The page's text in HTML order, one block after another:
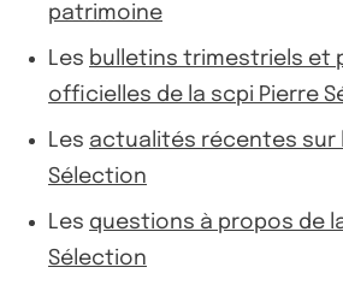
patrimoine
Les bulletins trimestriels et
officielles de la scpi Pierre
Les actualités récentes sur
Sélection
Les questions à propos de la
Sélection